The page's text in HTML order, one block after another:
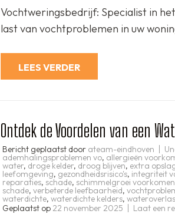
Vochtweringsbedrijf: Specialist in
last van vochtproblemen in uw
LEES VERDER
Ontdek de Voordelen van een
Bericht geplaatst door ateam-eindhoven
ademhalingsproblemen vo, allergieën
water, droge kelder, droog blijven, extra
leefomgeving, gezondheidsrisico's, integriteit
reparaties, schade, schimmelgroei voorkomen
schade, verbeterde leefbaarheid,
waterdichte, waterdichte kelders,
Geplaatst op 22 november 2025 Laat een